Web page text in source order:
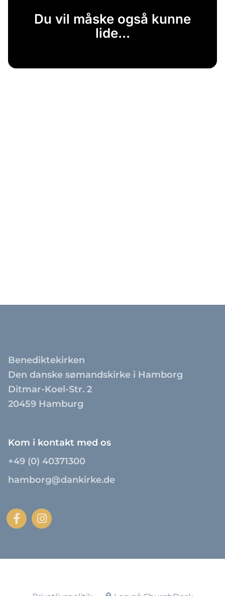
Du vil måske også kunne
lide...
Benediktekirken
Den danske sømandskirke i Hamborg
Ditmar-Koel-Str. 2
20459 Hamburg
Kom i kontakt med os
+49 (0) 40371300
hamborg@dankirke.de